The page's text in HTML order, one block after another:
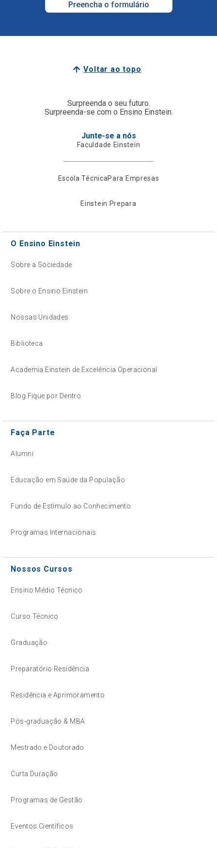
Preencha o formulário
Voltar ao topo
Surpreenda o seu futuro.
Surpreenda-se com o Ensino Einstein.
Junte-se a nós
Faculdade Einstein
Escola TécnicaPara Empresas
Einstein Prepara
O Ensino Einstein
Sobre a Sociedade
Sobre o Ensino Einstein
Nossas Unidades
Biblioteca
Academia Einstein de Excelência Operacional
Blog Fique por Dentro
Faça Parte
Alumni
Educação em Saúde da População
Fundo de Estímulo ao Conhecimento
Programas Internacionais
Nossos Cursos
Ensino Médio Técnico
Curso Técnico
Graduação
Preparatório Residência
Residência e Aprimoramento
Pós-graduação & MBA
Mestrado e Doutorado
Curta Duração
Programas de Gestão
Eventos Científicos